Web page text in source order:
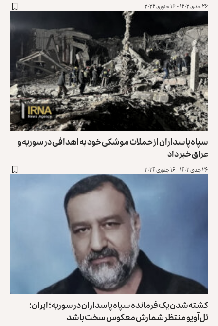
۲۶ جدی ۱۴۰۲ - ۱۶ جنوری ۲۰۲۴
سپاه پاسداران از حملات موشکی خود به اهدافی در سوریه و
عراق خبر داد
۲۶ جدی ۱۴۰۲ - ۱۶ جنوری ۲۰۲۴
کشته‌شدن یک فرمانده سپاه پاسداران در سوریه؛ ایران:
تل‌آویو منتظر شمارش معکوس سخت باشد